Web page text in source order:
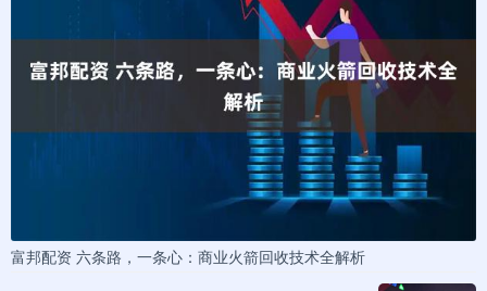
富邦配资 六条路，一条心：商业火箭回收技术全解析